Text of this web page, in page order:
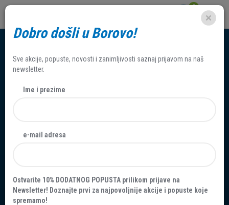
0
J A V N I P O Z I V za
postupkom javnog
nadmetanja (javnom
Dobro došli u Borovo!
Sve akcije, popuste, novosti i zanimljivosti saznaj prijavom na naš
newsletter.
Ime i prezime
e-mail adresa
Ostvarite 10% DODATNOG POPUSTA prilikom prijave na
Newsletter! Doznajte prvi za najpovoljnije akcije i popuste koje
spremamo!